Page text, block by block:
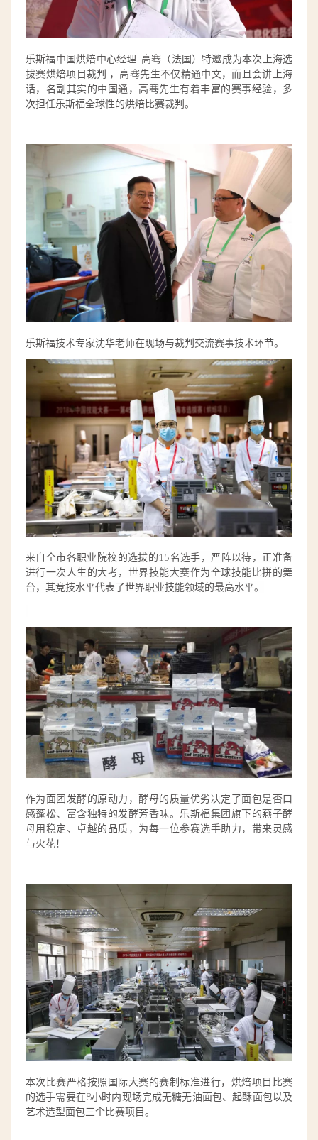
乐斯福中国烘焙中心经理 高骞（法国）特邀成为本次上海选
拔赛烘焙项目裁判 ，高骞先生不仅精通中文，而且会讲上海
话，名副其实的中国通，高骞先生有着丰富的赛事经验，多
次担任乐斯福全球性的烘焙比赛裁判。
乐斯福技术专家沈华老师在现场与裁判交流赛事技术环节。
来自全市各职业院校的选拔的15名选手，严阵以待，正准备
进行一次人生的大考，世界技能大赛作为全球技能比拼的舞
台，其竞技水平代表了世界职业技能领域的最高水平。
作为面团发酵的原动力，酵母的质量优劣决定了面包是否口
感蓬松、富含独特的发酵芳香味。乐斯福集团旗下的燕子酵
母用稳定、卓越的品质，为每一位参赛选手助力，带来灵感
与火花！
本次比赛严格按照国际大赛的赛制标准进行，烘焙项目比赛
的选手需要在8小时内现场完成无糖无油面包、起酥面包以及
艺术造型面包三个比赛项目。